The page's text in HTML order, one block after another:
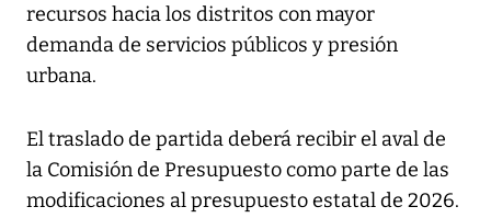
recursos hacia los distritos con mayor
demanda de servicios públicos y presión
urbana.
El traslado de partida deberá recibir el aval de
la Comisión de Presupuesto como parte de las
modificaciones al presupuesto estatal de 2026.